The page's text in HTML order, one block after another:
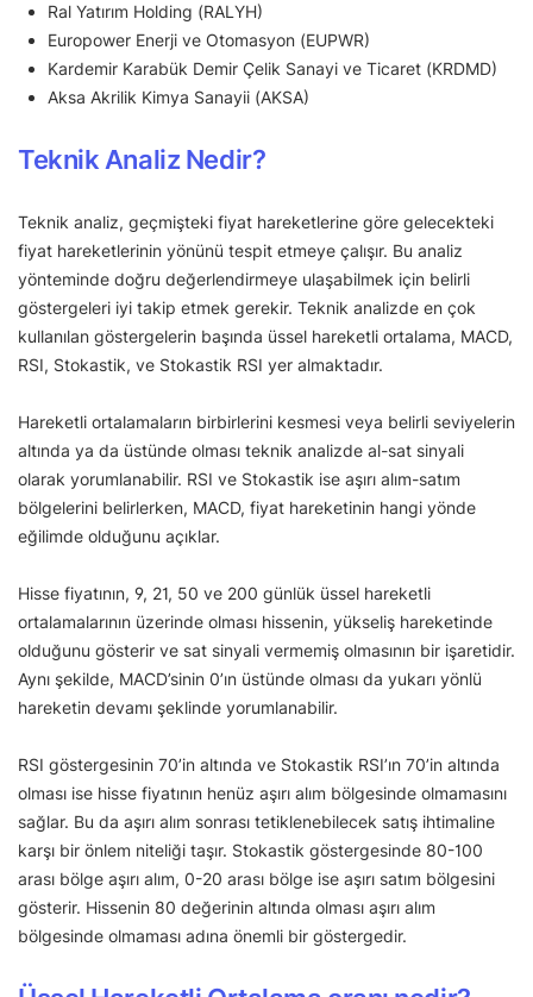
Ral Yatırım Holding (RALYH)
Europower Enerji ve Otomasyon (EUPWR)
Kardemir Karabük Demir Çelik Sanayi ve Ticaret (KRDMD)
Aksa Akrilik Kimya Sanayii (AKSA)
Teknik Analiz Nedir?
Teknik analiz, geçmişteki fiyat hareketlerine göre gelecekteki
fiyat hareketlerinin yönünü tespit etmeye çalışır. Bu analiz
yönteminde doğru değerlendirmeye ulaşabilmek için belirli
göstergeleri iyi takip etmek gerekir. Teknik analizde en çok
kullanılan göstergelerin başında üssel hareketli ortalama, MACD,
RSI, Stokastik, ve Stokastik RSI yer almaktadır.
Hareketli ortalamaların birbirlerini kesmesi veya belirli seviyelerin
altında ya da üstünde olması teknik analizde al-sat sinyali
olarak yorumlanabilir. RSI ve Stokastik ise aşırı alım-satım
bölgelerini belirlerken, MACD, fiyat hareketinin hangi yönde
eğilimde olduğunu açıklar.
Hisse fiyatının, 9, 21, 50 ve 200 günlük üssel hareketli
ortalamalarının üzerinde olması hissenin, yükseliş hareketinde
olduğunu gösterir ve sat sinyali vermemiş olmasının bir işaretidir.
Aynı şekilde, MACD’sinin 0’ın üstünde olması da yukarı yönlü
hareketin devamı şeklinde yorumlanabilir.
RSI göstergesinin 70’in altında ve Stokastik RSI’ın 70’in altında
olması ise hisse fiyatının henüz aşırı alım bölgesinde olmamasını
sağlar. Bu da aşırı alım sonrası tetiklenebilecek satış ihtimaline
karşı bir önlem niteliği taşır. Stokastik göstergesinde 80-100
arası bölge aşırı alım, 0-20 arası bölge ise aşırı satım bölgesini
gösterir. Hissenin 80 değerinin altında olması aşırı alım
bölgesinde olmaması adına önemli bir göstergedir.